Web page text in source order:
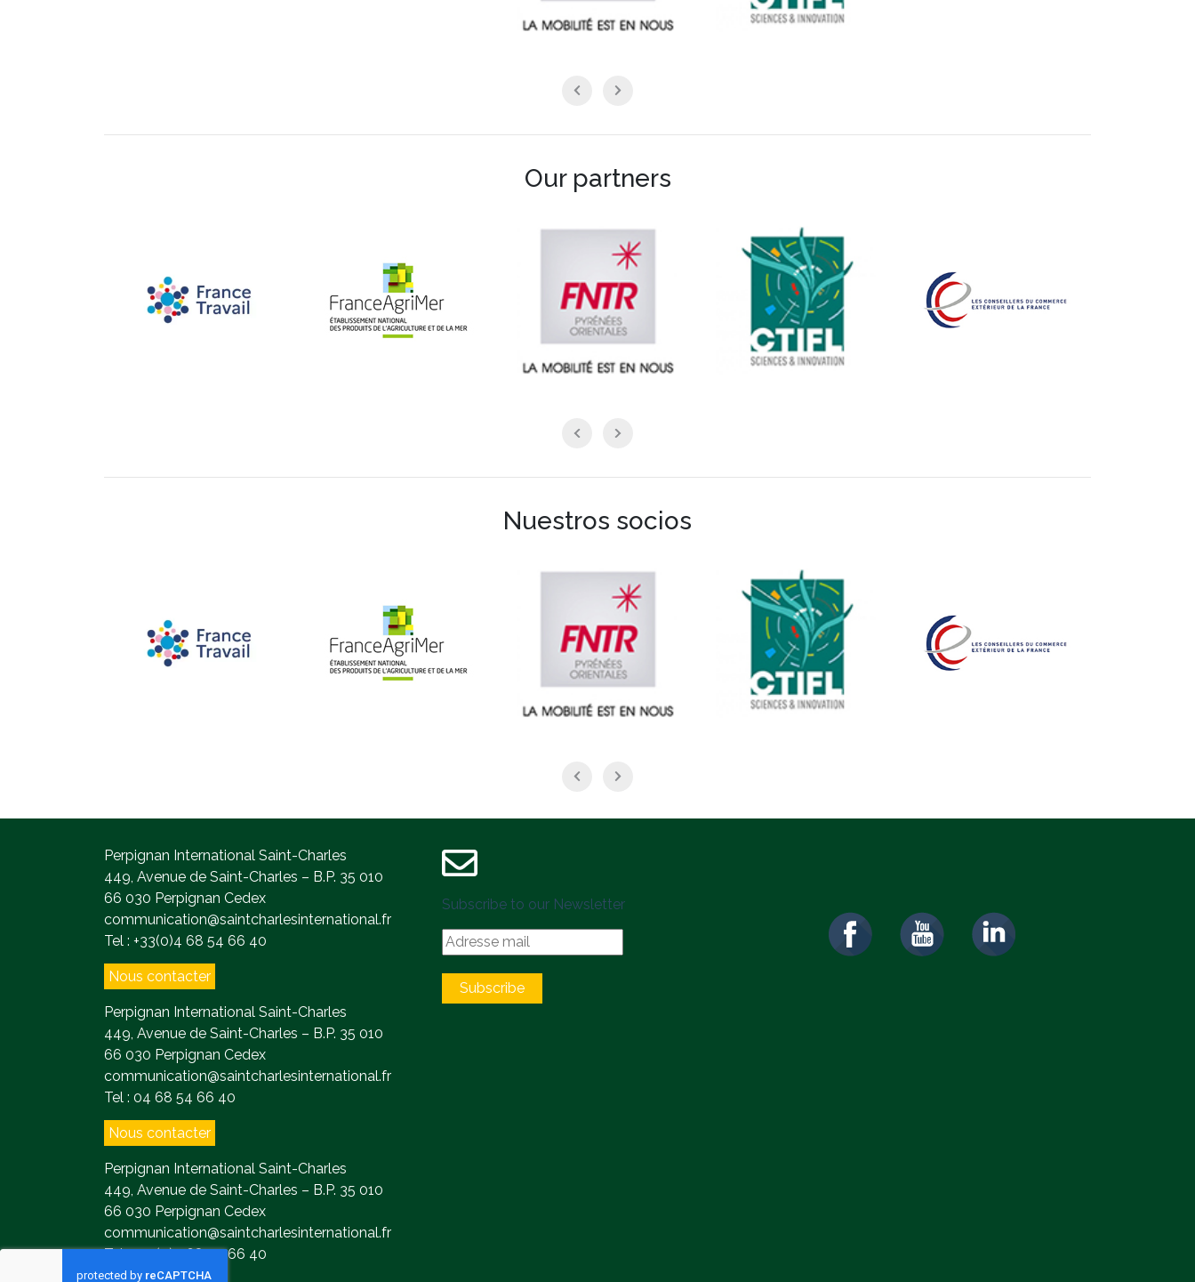
Our partners
Nuestros socios
Perpignan International Saint-Charles
449, Avenue de Saint-Charles – B.P. 35 010
66 030 Perpignan Cedex
communication@saintcharlesinternational.fr
Tel : +33(0)4 68 54 66 40
Nous contacter
Perpignan International Saint-Charles
449, Avenue de Saint-Charles – B.P. 35 010
66 030 Perpignan Cedex
communication@saintcharlesinternational.fr
Tel : 04 68 54 66 40
Nous contacter
Perpignan International Saint-Charles
449, Avenue de Saint-Charles – B.P. 35 010
66 030 Perpignan Cedex
communication@saintcharlesinternational.fr
Tel : +33(0)4 68 54 66 40
Subscribe to our Newsletter
Subscribe